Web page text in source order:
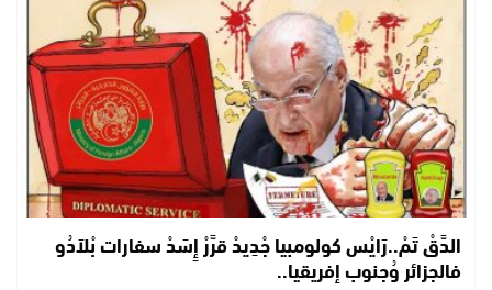
الدَّقْ تَمْ..رَايْس كولومبيا جْدِيدْ قرَّرْ إِسَدْ سفارات بْلاَدُو
فالجزائر وُجنوب إفريقيا..